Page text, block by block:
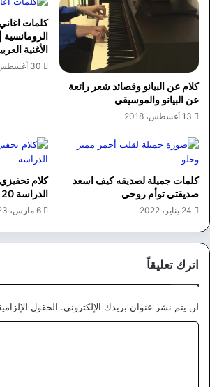
كلام عن البيانو وقصائد شعر رائعة
عن البيانو والموسيقي
13 أغسطس، 2018
كلمات
الأغنية
30 أغسطس، 2022
كلمات جميلة لصديقه كيف اسعد
صديقتي توأم روحي
24 يناير، 2022
كلام
الدراسة 20 عبارة مميزة قصيرة
6 مارس، 2023
اترك تعليقاً
لن يتم نشر عنوان بريدك الإلكتروني. الحقول